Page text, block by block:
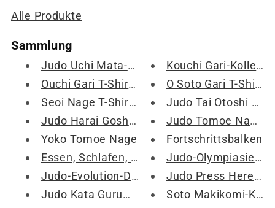
Alle Produkte
Sammlung
Judo Uchi Mata-Sammlung
Kouchi Gari-Kollektion – Judo Kouchi Gari-Produkte
Ouchi Gari T-Shirt und Marchandise Kollektion
O Soto Gari T-Shirt und Marchandise Kollektion
Seoi Nage T-Shirt und Geschenkkollektion
Judo Tai Otoshi Kollektion - Judo Shirts, Tassen und mehr
Judo Harai Goshi Kollektion
Judo Tomoe Nage-Kollektion
Yoko Tomoe Nage
Fortschrittsbalken
Essen, Schlafen, Judo, Wiederholung
Judo-Olympiasieger
Judo-Evolution-Design-Kollektion
Judo Press Here Kollektion
Judo Kata Guruma T-Shirt und Geschenkkollektion
Soto Makikomi-Kollektionen – Judo Soto Makikomi-Produkte